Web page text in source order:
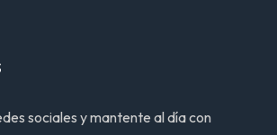
sociales y mantente al día con